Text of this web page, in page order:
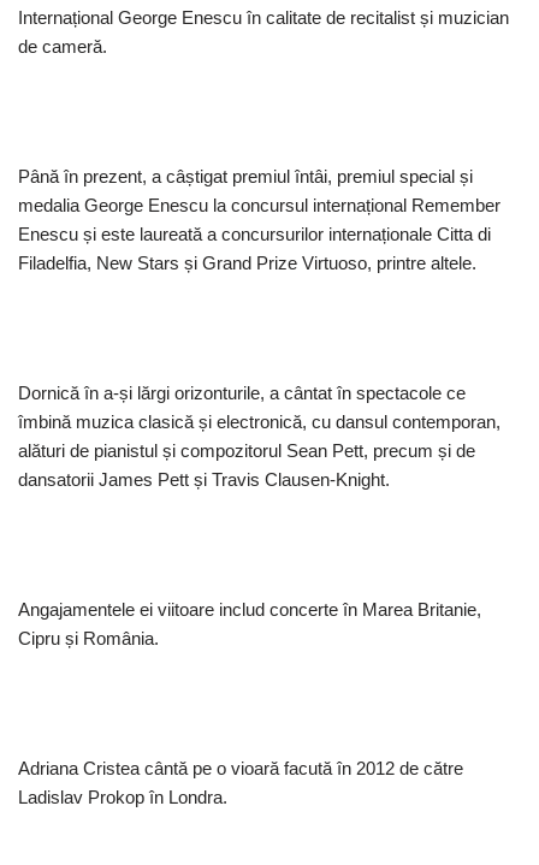
Internațional George Enescu în calitate de recitalist și muzician
de cameră.
Până în prezent, a câștigat premiul întâi, premiul special și
medalia George Enescu la concursul internațional Remember
Enescu și este laureată a concursurilor internaționale Citta di
Filadelfia, New Stars și Grand Prize Virtuoso, printre altele.
Dornică în a-și lărgi orizonturile, a cântat în spectacole ce
îmbină muzica clasică și electronică, cu dansul contemporan,
alături de pianistul și compozitorul Sean Pett, precum și de
dansatorii James Pett și Travis Clausen-Knight.
Angajamentele ei viitoare includ concerte în Marea Britanie,
Cipru și România.
Adriana Cristea cântă pe o vioară facută în 2012 de către
Ladislav Prokop în Londra.